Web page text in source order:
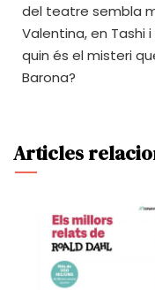
del teatre sembla
Valentina, en Tashi
quin és el misteri
Barona?
Articles